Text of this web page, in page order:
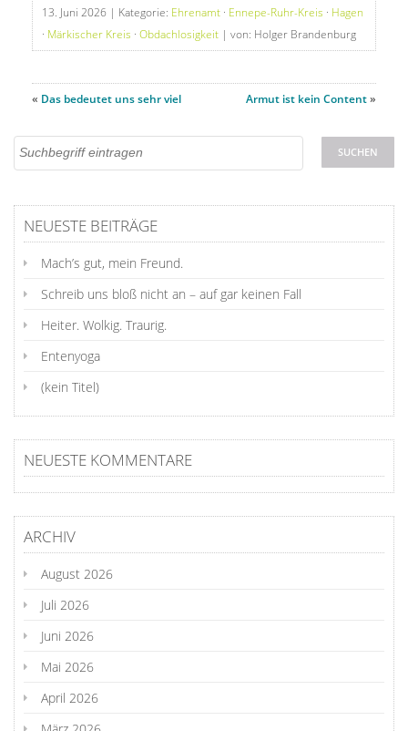
13. Juni 2026 | Kategorie: Ehrenamt · Ennepe-Ruhr-Kreis · Hagen
· Märkischer Kreis · Obdachlosigkeit | von: Holger Brandenburg
« Das bedeutet uns sehr viel Armut ist kein Content»
NEUESTE BEITRÄGE
Mach’s gut, mein Freund.
Schreib uns bloß nicht an – auf gar keinen Fall
Heiter. Wolkig. Traurig.
Entenyoga
(kein Titel)
NEUESTE KOMMENTARE
ARCHIV
August 2026
Juli 2026
Juni 2026
Mai 2026
April 2026